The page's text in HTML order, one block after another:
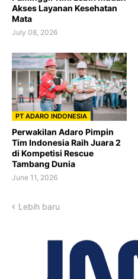
Akses Layanan Kesehatan
Mata
July 08, 2026
PT ADARO INDONESIA
Perwakilan Adaro Pimpin
Tim Indonesia Raih Juara 2
di Kompetisi Rescue
Tambang Dunia
June 11, 2026
Lebih baru